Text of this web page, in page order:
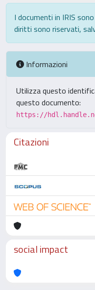
I documenti in IRIS
diritti sono riservati,
Informazioni
Utilizza questo
questo documento:
https://
Citazioni
social impact